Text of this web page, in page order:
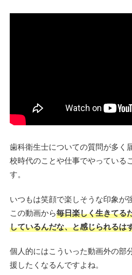
歯科衛生士についての質問が多く
校時代のことや仕事でやっている
す。
いつもは笑顔で楽しそうな印象が
この動画から毎日楽しく生きてる
しているんだな、と感じられるは
個人的にはこういった動画外の部
援したくなるんですよね。